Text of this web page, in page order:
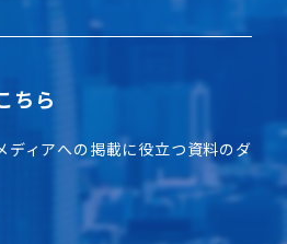
ちら
ディアへの掲載に役立つ資料のダ